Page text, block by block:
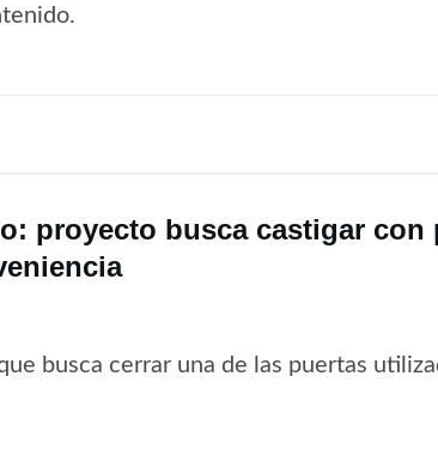
proyecto busca castigar con
busca cerrar una de las puertas